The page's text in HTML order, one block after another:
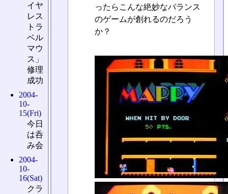
ったらこんな絶妙なバランス
のゲームが創れるのだろう
か？
イヤ
レス
トラ
ベル
マウ
ス」
修理
成功
2004-
10-
15(Fri)
今日
は呑
み会
2004-
10-
16(Sat)
クラ